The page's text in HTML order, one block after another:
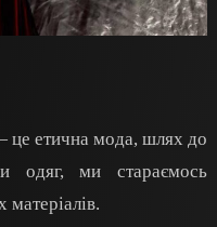
це етична мода, шлях до
одяг, ми стараємось
матеріалів.